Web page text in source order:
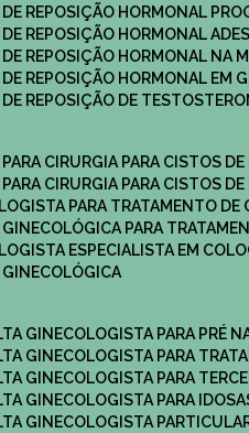
DE REPOSIÇÃO HORMONAL
DE REPOSIÇÃO HORMONAL
DE REPOSIÇÃO HORMONAL NA
DE REPOSIÇÃO HORMONAL EM
DE REPOSIÇÃO DE
PARA CIRURGIA PARA CISTOS
PARA CIRURGIA PARA CISTOS
PARA TRATAMENTO
GINECOLÓGICA PARA
ESPECIALISTA EM
GINECOLÓGICA
GINECOLOGISTA PARA PRÉ
GINECOLOGISTA PARA
GINECOLOGISTA PARA
GINECOLOGISTA PARA
GINECOLOGISTA